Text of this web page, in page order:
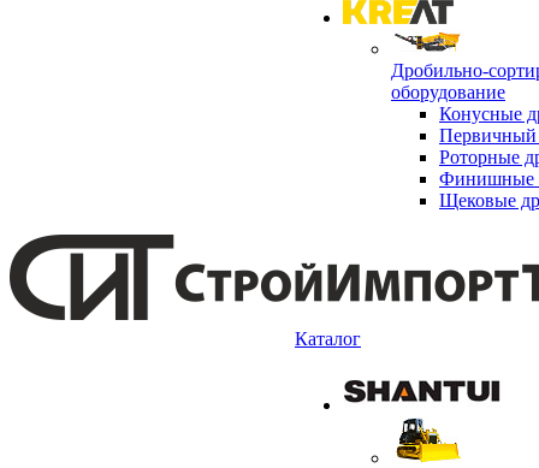
Дробильно-
оборудование
Конусные
Первичный
Роторные
Финишные
Щековые
Каталог